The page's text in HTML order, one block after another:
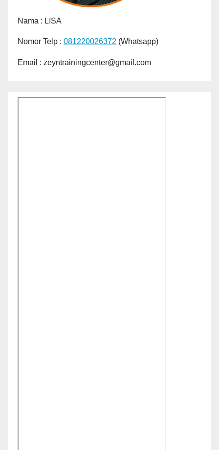
Nama : LISA
Nomor Telp : 081220026372 (Whatsapp)
Email : zeyntrainingcenter@gmail.com